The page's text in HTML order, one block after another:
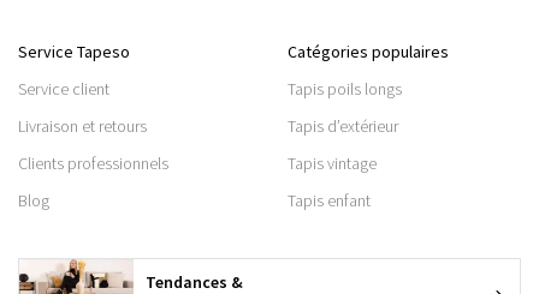
Service Tapeso
Service client
Livraison et retours
Clients professionnels
Blog
Catégories populaires
Tapis poils longs
Tapis d’extérieur
Tapis vintage
Tapis enfant
Tendances &